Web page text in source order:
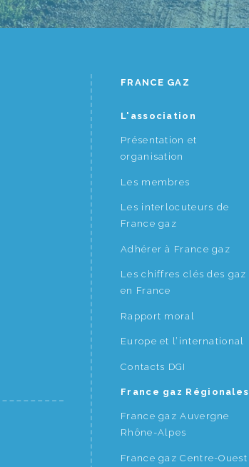
FRANCE GAZ
L'association
Présentation et
organisation
Les membres
Les interlocuteurs de
France gaz
Adhérer à France gaz
Les chiffres clés des gaz
en France
Rapport moral
Europe et l’international
Contacts DGI
France gaz Régionales
France gaz Auvergne
Rhône-Alpes
France gaz Centre-Ouest